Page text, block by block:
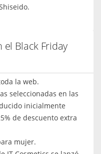
Black Friday
la web.
seleccionadas en las
inicialmente
de descuento extra
mujer.